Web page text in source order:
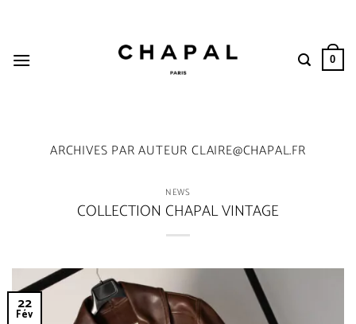
0
ARCHIVES PAR AUTEURCLAIRE@CHAPAL.FR
NEWS
COLLECTION CHAPAL VINTAGE
22
Fév